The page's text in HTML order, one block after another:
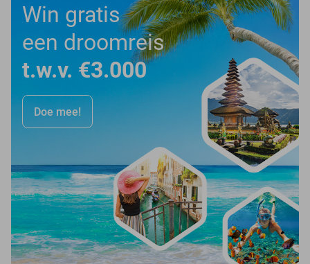
Win gratis
een droomreis
t.w.v. €3.000
Doe mee!